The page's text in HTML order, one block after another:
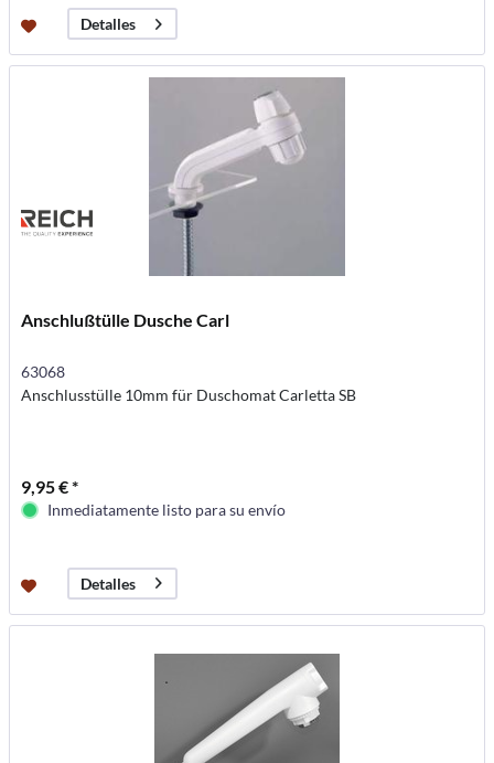
Detalles
Anschlußtülle Dusche Carl
63068
Anschlusstülle 10mm für Duschomat Carletta SB
9,95 € *
Inmediatamente listo para su envío
Detalles